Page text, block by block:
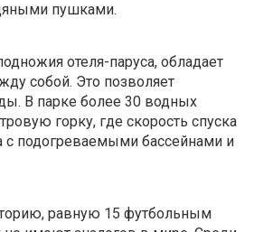
пушками.
отеля-паруса, обладает
собой. Это позволяет
В парке более 30 водных
горку, где скорость спуска
с подогреваемыми бассейнами и
равную 15 футбольным